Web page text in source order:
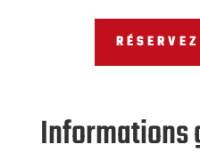
Informations